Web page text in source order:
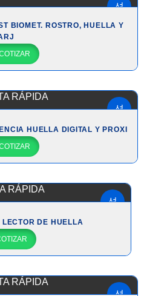
BIOMET. ROSTRO, HUELLA Y
RÁPIDA
HUELLA DIGITAL Y PROXI
RÁPIDA
DE HUELLA
RÁPIDA